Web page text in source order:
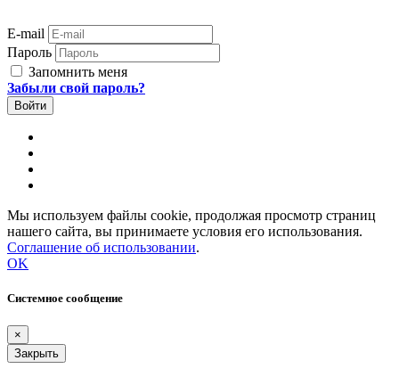
E-mail
Пароль
Запомнить меня
Забыли свой пароль?
Мы используем файлы cookie, продолжая просмотр страниц
нашего сайта, вы принимаете условия его использования.
Соглашение об использовании.
OK
Системное сообщение
×
Закрыть